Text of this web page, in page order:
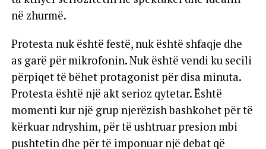
në zhurmë.
Protesta nuk është festë, nuk është shfaqje dhe
as garë për mikrofonin. Nuk është vendi ku secili
përpiqet të bëhet protagonist për disa minuta.
Protesta është një akt serioz qytetar. Është
momenti kur një grup njerëzish bashkohet për të
kërkuar ndryshim, për të ushtruar presion mbi
pushtetin dhe për të imponuar një debat që